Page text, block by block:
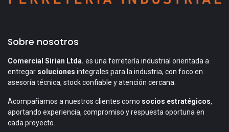
Sobre nosotros
Comercial Sirian Ltda. es una ferretería industrial orientada a
entregar soluciones integrales para la industria, con foco en
asesoría técnica, stock confiable y atención cercana.
Acompañamos a nuestros clientes como socios estratégicos,
aportando experiencia, compromiso y respuesta oportuna en
cada proyecto.